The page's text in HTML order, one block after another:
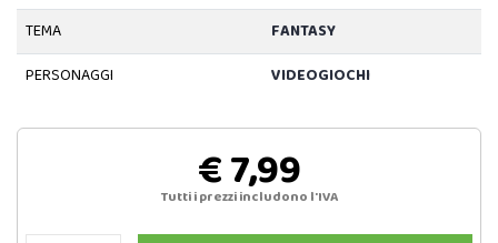
TEMA
FANTASY
PERSONAGGI
VIDEOGIOCHI
€ 7,99
Tutti i prezzi includono l'IVA